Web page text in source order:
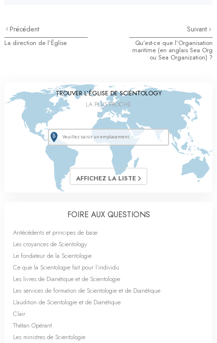
Précédent
La direction de l’Église
Suivant
Qu’est-ce que l’Organisation
maritime (en anglais Sea Org
ou Sea Organization) ?
TROUVER L’ÉGLISE DE SCIENTOLOGY
LA PLUS PROCHE
AFFICHEZ LA LISTE
FOIRE AUX QUESTIONS
Antécédents et principes de base
Les croyances de Scientology
Le fondateur de la Scientologie
Ce que la Scientologie fait pour l’individu
Les livres de Dianétique et de Scientologie
Les services de formation de Scientologie et de Dianétique
L’audition de Scientologie et de Dianétique
Clair
Thétan Opérant
Les ministres de Scientologie